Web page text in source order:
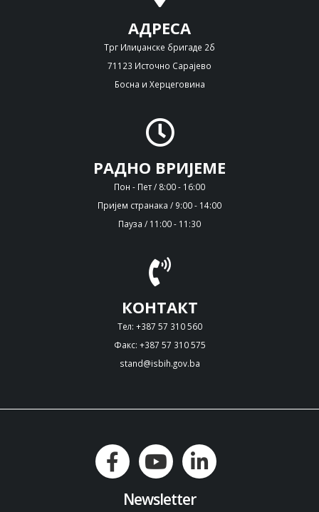
АДРЕСА
Трг Илиџанске бригаде 2б
71123 Источно Сарајево
Босна и Херцеговина
РАДНО ВРИЈЕМЕ
Пон - Пет / 8:00 - 16:00
Пријем странака / 9:00 - 14:00
Пауза / 11:00 - 11:30
КОНТАКТ
Тел: +387 57 310 560
Факс: +387 57 310 575
stand@isbih.gov.ba
Newsletter